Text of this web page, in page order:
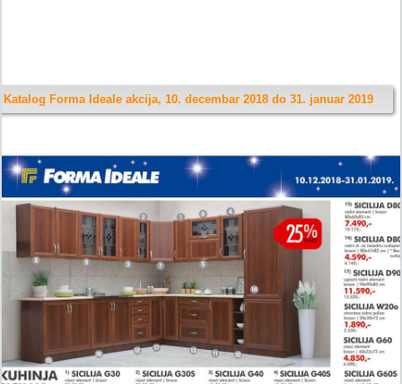
Katalog Forma Ideale akcija, 10. decembar 2018 do 31. januar 2019